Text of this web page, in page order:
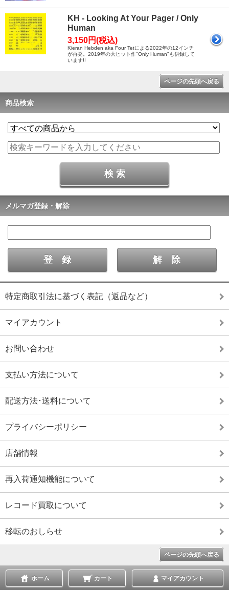
KH - Looking At Your Pager / Only
Human
3,150円(税込)
Kieran Hebden aka Four Tetによる2022年の12インチ
が再発。2019年の大ヒット作"Only Human"も併録して
います!!
ページの先頭へ戻る
商品検索
メルマガ登録・解除
特定商取引法に基づく表記（返品など）
マイアカウント
お問い合わせ
支払い方法について
配送方法･送料について
プライバシーポリシー
店舗情報
再入荷通知機能について
レコード買取について
移転のおしらせ
ページの先頭へ戻る
ホーム カート マイアカウント